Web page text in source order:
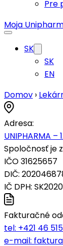
Pre
Moja
SK
SK
EN
Domov ›
Adresa:
UNIPHARMA
Spoločnosť je
IČO 31625657
DIČ:
IČ DPH:
Fakturačné
tel: +421 46
e-mail: